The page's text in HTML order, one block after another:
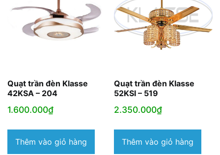
Quạt trần đèn Klasse
42KSA – 204
1.600.000₫
Thêm vào giỏ hàng
Quạt trần đèn Klasse
52KSI – 519
2.350.000₫
Thêm vào giỏ hàng